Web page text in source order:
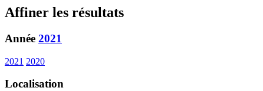
Affiner les résultats
Année 2021
2021 2020
Localisation